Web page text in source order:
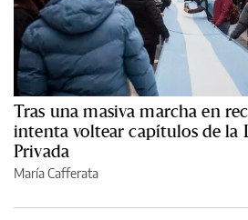
Tras una masiva marcha en
intenta voltear capítulos de la
Privada
María Cafferata